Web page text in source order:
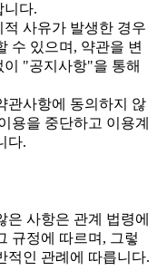
니다.
사유가 발생한 경우
수 있으며, 약관을 변
"공지사항"을 통해
사항에 동의하지 않
용을 중단하고 이용계
다.
은 사항은 관계 법령에
규정에 따르며, 그렇
적인 관례에 따릅니다.